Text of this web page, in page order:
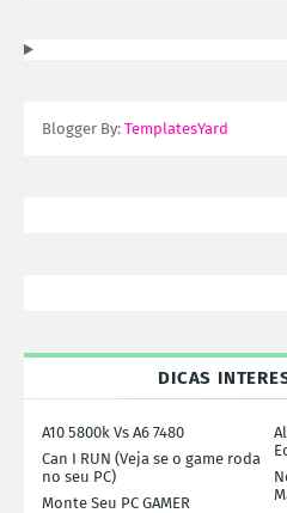
Blogger By: TemplatesYard
DICAS
A10 5800k Vs A6 7480
Can I RUN (Veja se o game roda
no seu PC)
Monte Seu PC GAMER